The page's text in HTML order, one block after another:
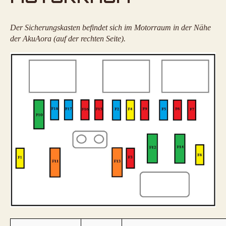
Der Sicherungskasten befindet sich im Motorraum in der Nähe
der AkuAora (auf der rechten Seite).